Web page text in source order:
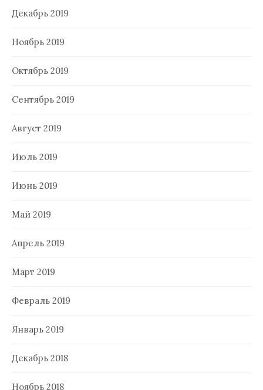
Декабрь 2019
Ноябрь 2019
Октябрь 2019
Сентябрь 2019
Август 2019
Июль 2019
Июнь 2019
Май 2019
Апрель 2019
Март 2019
Февраль 2019
Январь 2019
Декабрь 2018
Ноябрь 2018